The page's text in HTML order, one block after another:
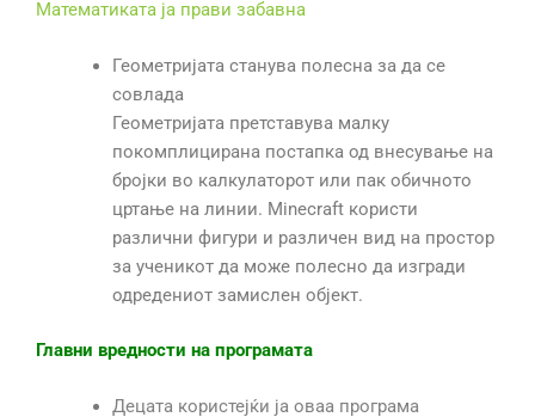
Математиката ја прави забавна
Геометријата станува полесна за да се
совлада
Геометријата претставува малку
покомплицирана постапка од внесување на
бројки во калкулаторот или пак обичното
цртање на линии. Minecraft користи
различни фигури и различен вид на простор
за ученикот да може полесно да изгради
одредениот замислен објект.
Главни вредности на програмата
Децата користејќи ја оваа програма